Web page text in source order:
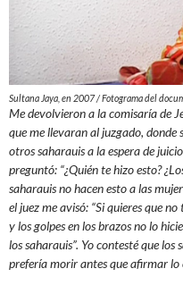
Sultana Jaya, en 2007 / Fotograma del
Me devolvieron a la comisaría de
que me llevaran al juzgado, donde
otros saharauis a la espera de
preguntó: “¿Quién te hizo esto?
saharauis no hacen esto a las
el juez me avisó: “Si quieres que
y los golpes en los brazos no lo
los saharauis”. Yo contesté que
prefería morir antes que afirmar